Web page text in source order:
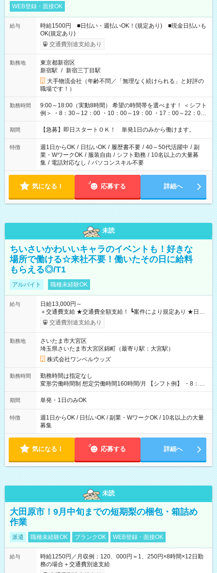
WEB登録・面接OK
給与
時給1500円 ■日払い・週払いOK！(規定あり) ■現金日払いも
OK(規定あり)
交通費別途支給あり
勤務地
東京都新宿区
新宿駅 / 新宿三丁目駅
大手物流会社（年齢不問／「無理なく続けられる」と好評の
職場です！）
勤務時間
9:00～18:00（実動8時間） 希望の時間帯を選べます！ ＜シフト
例＞ ・8：30～12：00 ・10：00～19：00 ・17：00～22：00
・13：00～22：00 ・22：00～翌6：00 など
期間 【急募】即日スタートＯＫ！ 単発1日のみから働けます。
特徴 週1日からOK / 日払いOK / 履歴書不要 / 40～50代活躍中 / 副
業・WワークOK / 服装自由 / シフト勤務 / 10名以上の大量募
集 / 電話対応なし / パソコンスキル不要
気になる！ 応募する 詳細へ
未読
ちいさいかわいいキャラのイベントも！好きな
場所で働ける☆来社不要！働いたその日に給料
もらえる◎/T1
アルバイト 職種未経験OK
給与
日給13,000円～
＋交通費支給 ★交通費全額支給！ ┗案件により規定あり ★日払
いOK！（規定あり） ┗働いたその日に現金GET♪ お仕事後はコ
ンビニATMから 日払い分を引き落とせます！ 【試用期間】試
交通費別途支給あり
勤務地
さいたま市大宮区
埼玉県さいたま市大宮区錦町（最寄り駅：大宮駅）
株式会社ワンベルウッズ
勤務時間
勤務時間は指定なし
変形労働時間制 想定労働時間160時間/月 【シフト例】 ・8：00
～21：00
期間 単発・1日のみOK
特徴
週1日からOK / 日払いOK / 副業・WワークOK / 10名以上の大量
募集
気になる！ 応募する 詳細へ
未読
大田原市！9月中旬までの短期梨の梱包・箱詰め
作業
派遣 職種未経験OK ブランクOK WEB登録・面接OK
給与
時給1250円／月収例：120、000円＝1、250円×8時間×12日勤
務の場合＋交通費別途支給